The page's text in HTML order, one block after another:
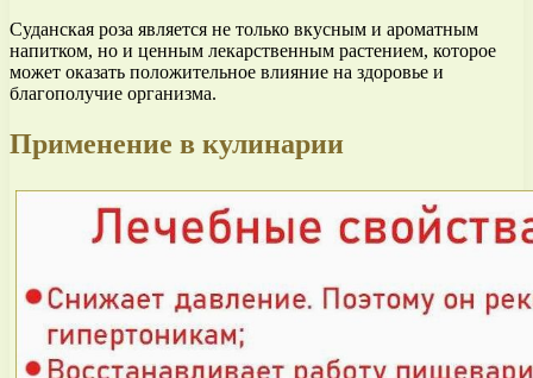
Суданская роза является не только вкусным и ароматным
напитком, но и ценным лекарственным растением, которое
может оказать положительное влияние на здоровье и
благополучие организма.
Применение в кулинарии